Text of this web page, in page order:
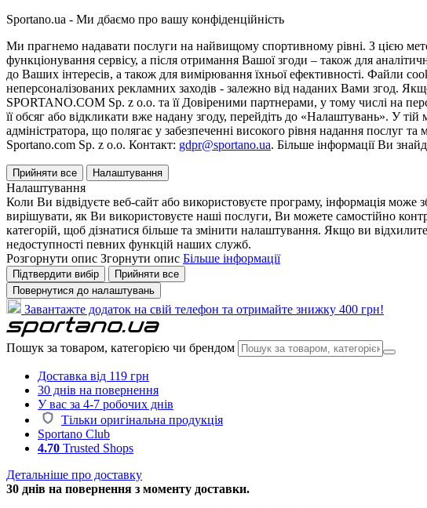
Sportano.ua - Ми дбаємо про вашу конфіденційність
Ми прагнемо надавати послуги на найвищому спортивному рівні. З цією
функціонування сервісу, а після отримання Вашої згоди – також для
до Ваших інтересів, а також для вимірювання їхньої ефективності. Файли
неперсоналізованих рекламних заходів - залежно від наданих Вами згод.
SPORTANO.COM Sp. z o.o. та її Довіреними партнерами, у тому числі на
її обсяг або відкликати вже надану згоду, перейдіть до «Налаштувань». У
адміністратора, що полягає у забезпеченні високого рівня надання послуг
Sportano.com Sp. z o.o. Контакт: gdpr@sportano.ua. Більше інформації Ви
Прийняти все Налаштування
Налаштування
Коли Ви відвідуєте веб-сайт або використовуєте програму, інформація
вирішувати, як Ви використовуєте наші послуги, Ви можете самостійно
категорій, щоб дізнатися більше та змінити налаштування. Якщо ви
недоступності певних функцій наших служб.
Розгорнути опис Згорнути опис Більше інформації
Підтвердити вибір
Прийняти все
Повернутися до налаштувань
Завантажте додаток на свій телефон та отримайте знижку 400 грн!
Пошук за товаром, категорією чи брендом
Доставка від 119 грн
30 днів на повернення
У вас за 4-7 робочих днів
Тільки оригінальна продукція
Sportano Club
4.70 Trusted Shops
Детальніше про доставку
30 днів на повернення з моменту доставки.